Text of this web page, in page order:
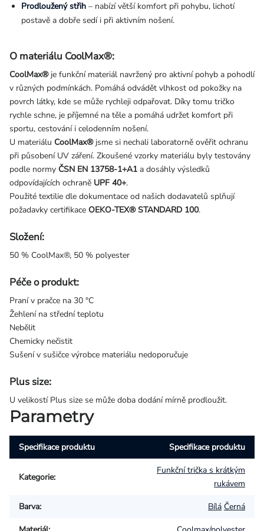
Prodloužený střih – nabízí větší komfort při pohybu, lichotí
postavě a dobře sedí i při aktivním nošení.
O materiálu CoolMax®:
CoolMax®je funkční materiál navržený pro aktivní pohyb a pohodlí
v různých podmínkách. Pomáhá odvádět vlhkost od pokožky na
povrch látky, kde se může rychleji odpařovat. Díky tomu tričko
rychle schne, je příjemné na těle a pomáhá udržet komfort při
sportu, cestování i celodenním nošení.
U materiálu CoolMax®jsme si nechali laboratorně ověřit ochranu
při působení UV záření. Zkoušené vzorky materiálu byly testovány
podle normy ČSN EN 13758-1+A1 a dosáhly výsledků
odpovídajících ochraně UPF 40+.
Použité textilie dle dokumentace od našich dodavatelů splňují
požadavky certifikace OEKO-TEX® STANDARD 100.
Složení:
50 % CoolMax®, 50 % polyester
Péče o produkt:
Praní v pračce na 30 °C
Žehlení na střední teplotu
Nebělit
Chemicky nečistit
Sušení v sušičce výrobce materiálu nedoporučuje
Plus size:
U velikostí Plus size se může doba dodání mírně prodloužit.
Parametry
Specifikace produktu Specifikace produktu
Kategorie:
Funkční trička s krátkým
rukávem
Barva: Bílá Černá